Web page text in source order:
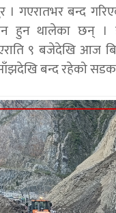
। गएरातभर बन्द
हुन थालेका छन् ।
९ बजेदेखि आज
बन्द रहेको सडक